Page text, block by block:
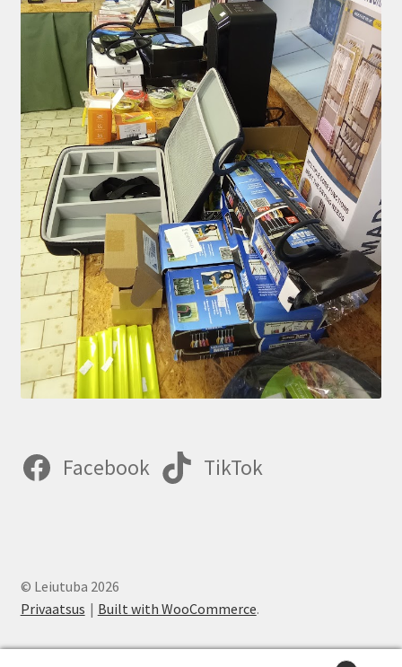
Facebook TikTok
© Leiutuba 2026
Privaatsus
Built with WooCommerce.